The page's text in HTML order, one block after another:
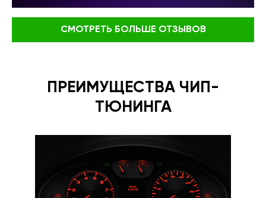
СМОТРЕТЬ БОЛЬШЕ ОТЗЫВОВ
ПРЕИМУЩЕСТВА ЧИП-
ТЮНИНГА